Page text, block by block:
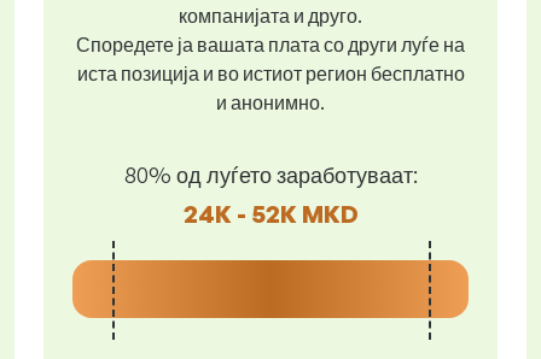
компанијата и друго.
Споредете ја вашата плата со други луѓе на
иста позиција и во истиот регион бесплатно
и анонимно.
80% од луѓето заработуваат:
24K - 52K MKD